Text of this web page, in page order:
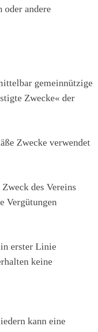
oder andere
gemeinnützige
Zwecke« der
Zwecke verwendet
des Vereins
Vergütungen
erster Linie
keine
kann eine